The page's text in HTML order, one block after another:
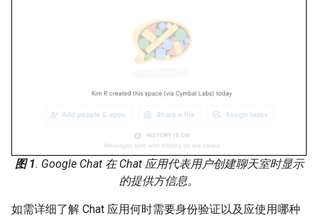
图 1. Google Chat 在 Chat 应用代表用户创建聊天室时显示
的提供方信息。
如需详细了解 Chat 应用何时需要身份验证以及应使用哪种